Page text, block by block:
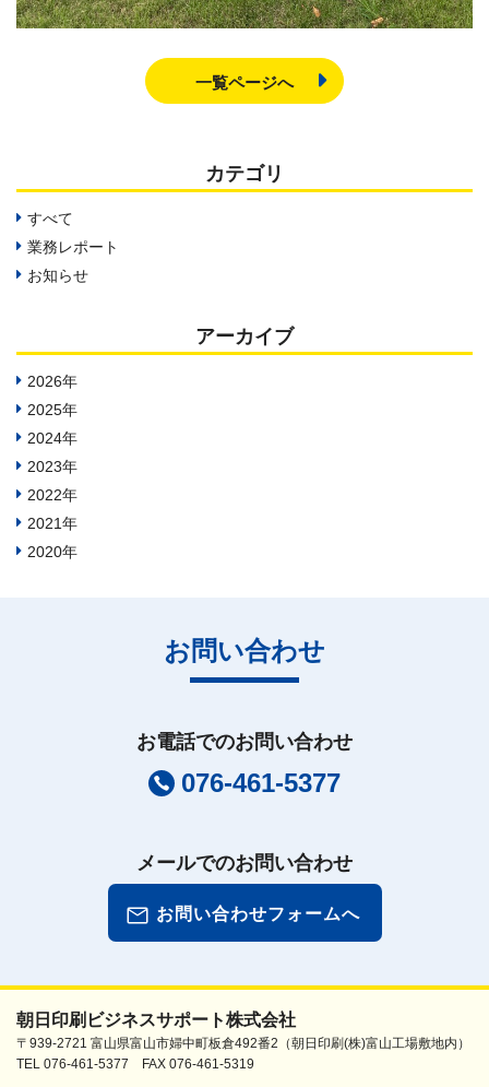
一覧ページへ
カテゴリ
すべて
業務レポート
お知らせ
アーカイブ
2026年
2025年
2024年
2023年
2022年
2021年
2020年
お問い合わせ
お電話でのお問い合わせ
076-461-5377
メールでのお問い合わせ
お問い合わせフォームへ
朝日印刷ビジネスサポート株式会社
〒939-2721 富山県富山市婦中町板倉492番2（朝日印刷(株)富山工場敷地内）
TEL 076-461-5377 FAX 076-461-5319